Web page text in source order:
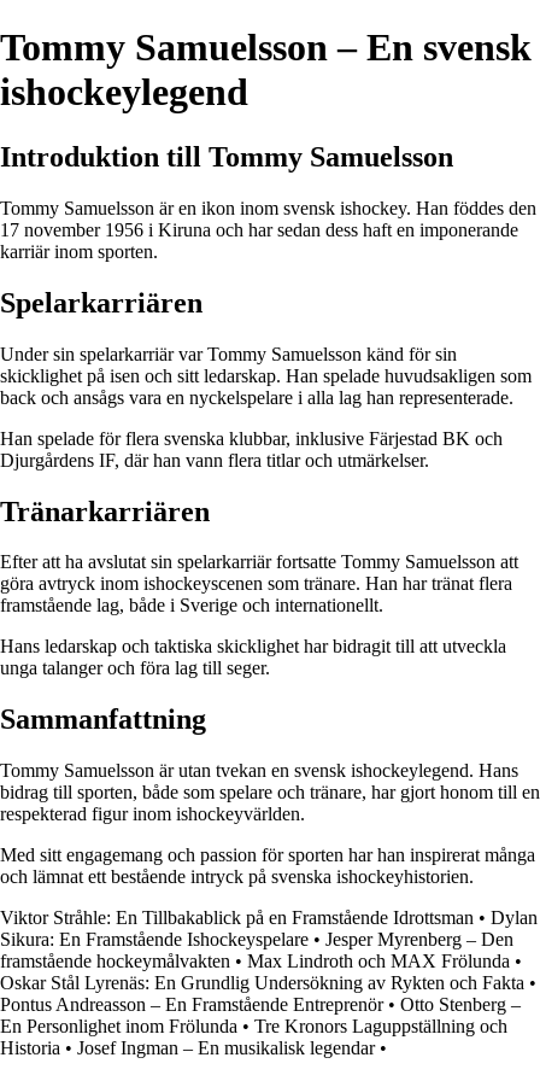
Tommy Samuelsson – En svensk
ishockeylegend
Introduktion till Tommy Samuelsson
Tommy Samuelsson är en ikon inom svensk ishockey. Han föddes den
17 november 1956 i Kiruna och har sedan dess haft en imponerande
karriär inom sporten.
Spelarkarriären
Under sin spelarkarriär var Tommy Samuelsson känd för sin
skicklighet på isen och sitt ledarskap. Han spelade huvudsakligen som
back och ansågs vara en nyckelspelare i alla lag han representerade.
Han spelade för flera svenska klubbar, inklusive Färjestad BK och
Djurgårdens IF, där han vann flera titlar och utmärkelser.
Tränarkarriären
Efter att ha avslutat sin spelarkarriär fortsatte Tommy Samuelsson att
göra avtryck inom ishockeyscenen som tränare. Han har tränat flera
framstående lag, både i Sverige och internationellt.
Hans ledarskap och taktiska skicklighet har bidragit till att utveckla
unga talanger och föra lag till seger.
Sammanfattning
Tommy Samuelsson är utan tvekan en svensk ishockeylegend. Hans
bidrag till sporten, både som spelare och tränare, har gjort honom till en
respekterad figur inom ishockeyvärlden.
Med sitt engagemang och passion för sporten har han inspirerat många
och lämnat ett bestående intryck på svenska ishockeyhistorien.
Viktor Stråhle: En Tillbakablick på en Framstående Idrottsman • Dylan
Sikura: En Framstående Ishockeyspelare • Jesper Myrenberg – Den
framstående hockeymålvakten • Max Lindroth och MAX Frölunda •
Oskar Stål Lyrenäs: En Grundlig Undersökning av Rykten och Fakta •
Pontus Andreasson – En Framstående Entreprenör• Otto Stenberg –
En Personlighet inom Frölunda • Tre Kronors Laguppställning och
Historia • Josef Ingman – En musikalisk legendar•